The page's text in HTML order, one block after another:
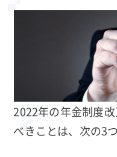
2022年の年金制度
べきことは、次の3つ